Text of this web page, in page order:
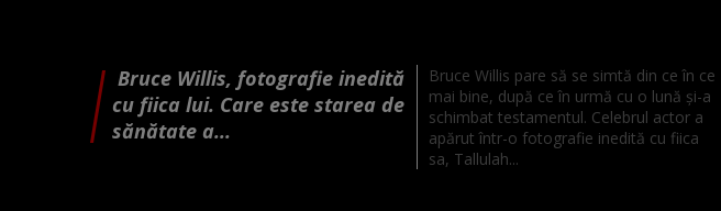
Bruce Willis, fotografie inedită
cu fiica lui. Care este starea de
sănătate a...
Bruce Willis pare să se simtă din ce în ce
mai bine, după ce în urmă cu o lună și-a
schimbat testamentul. Celebrul actor a
apărut într-o fotografie inedită cu fiica
sa, Tallulah...